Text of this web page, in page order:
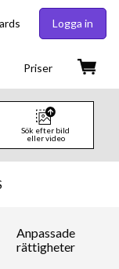
Logga in
Priser
Sök efter bild
eller video
Anpassade
rättigheter